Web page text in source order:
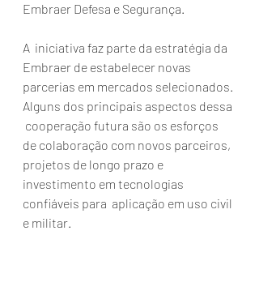
Embraer Defesa e Segurança.
A  iniciativa faz parte da estratégia da
Embraer de estabelecer novas
parcerias em mercados selecionados.
Alguns dos principais aspectos dessa
cooperação futura são os esforços
de colaboração com novos parceiros,
projetos de longo prazo e
investimento em tecnologias
confiáveis para  aplicação em uso civil
e militar.